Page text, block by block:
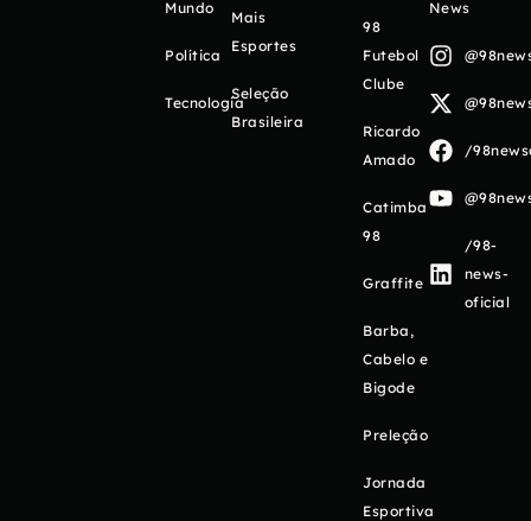
Mundo
Política
Tecnologia
Mais
Esportes
Seleção
Brasileira
98
Futebol
Clube
Ricardo
Amado
Catimba
98
Graffite
Barba,
Cabelo e
Bigode
Preleção
Jornada
Esportiva
News
/
/98-
news-
oficial